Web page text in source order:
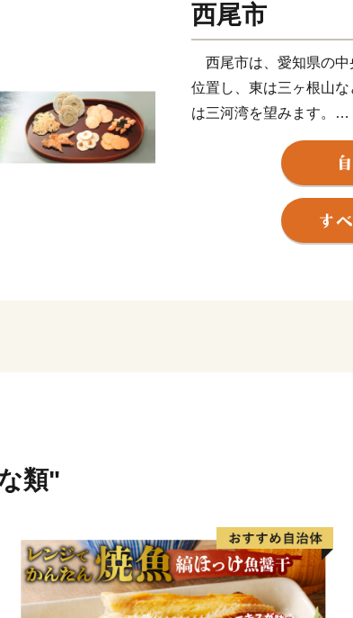
西尾市
西尾市は、愛知県の中
位置し、東は三ヶ根山
は三河湾を望みます。
鎌倉時代に足利義氏に
この地域の拠点として
代に城下町が形成され
の居城となると、六万
ようになり、その栄華
全国に誇る三大ブランド
また、市内には歴史的
俗芸能も多く伝えられ
類"